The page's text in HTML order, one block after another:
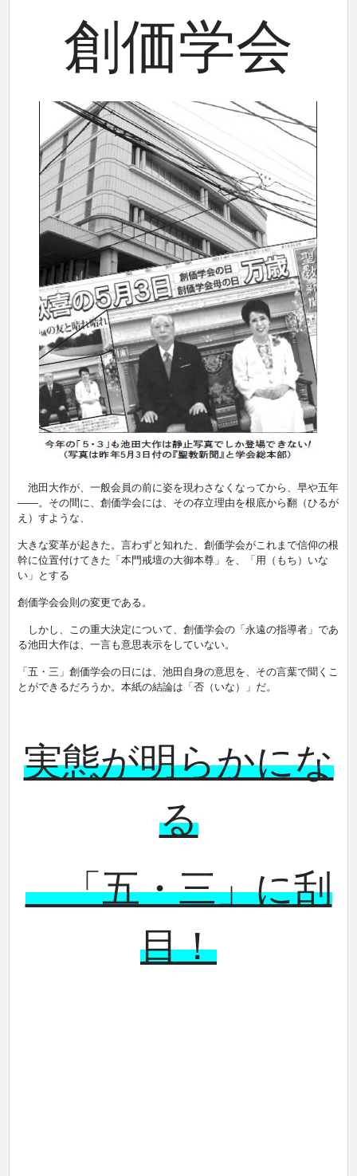
創価学会
池田大作が、一般会員の前に姿を現わさなくなってから、早や五年
――。その間に、創価学会には、その存立理由を根底から翻（ひるが
え）すような、
大きな変革が起きた。言わずと知れた、創価学会がこれまで信仰の根
幹に位置付けてきた「本門戒壇の大御本尊」を、「用（もち）いな
い」とする
創価学会会則の変更である。
しかし、この重大決定について、創価学会の「永遠の指導者」であ
る池田大作は、一言も意思表示をしていない。
「五・三」創価学会の日には、池田自身の意思を、その言葉で聞くこ
とができるだろうか。本紙の結論は「否（いな）」だ。
実態が明らかにな
る
「五・三」に刮
目！